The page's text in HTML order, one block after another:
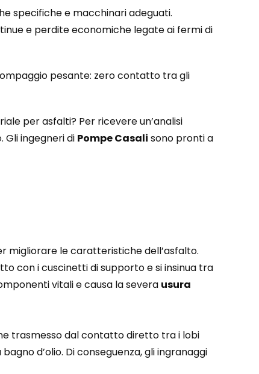
specifiche e macchinari adeguati.
e perdite economiche legate ai fermi di
pesante: zero contatto tra gli
per asfalti? Per ricevere un’analisi
. Gli ingegneri di Pompe Casali sono pronti a
migliorare le caratteristiche dell’asfalto.
con i cuscinetti di supporto e si insinua tra
vitali e causa la severa usura
trasmesso dal contatto diretto tra i lobi
d’olio. Di conseguenza, gli ingranaggi